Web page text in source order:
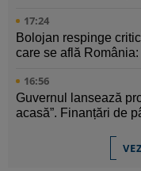
17:24
Bolojan respinge
care se află
16:56
Guvernul lansează
acasă”. Finanțări de